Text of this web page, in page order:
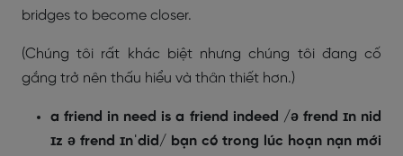
bridges to become closer.
(Chúng tôi rất khác biệt nhưng chúng tôi đang cố
gắng trở nên thấu hiểu và thân thiết hơn.)
a friend in need is a friend indeed /ə frend ɪn nid
ɪz ə frend ɪnˈdid/ bạn có trong lúc hoạn nạn mới